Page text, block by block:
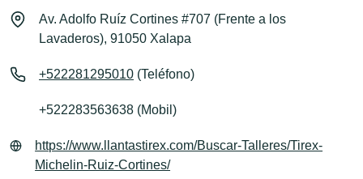
Av. Adolfo Ruíz Cortines #707 (Frente a los
Lavaderos), 91050 Xalapa
+522281295010 (Teléfono)
+522283563638 (Mobil)
https://www.llantastirex.com/Buscar-Talleres/Tirex-
Michelin-Ruiz-Cortines/